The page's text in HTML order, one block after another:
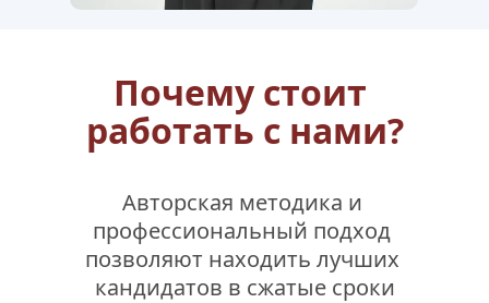
Почему стоит
работать с нами?
Авторская методика и
профессиональный подход
позволяют находить лучших
кандидатов в сжатые сроки